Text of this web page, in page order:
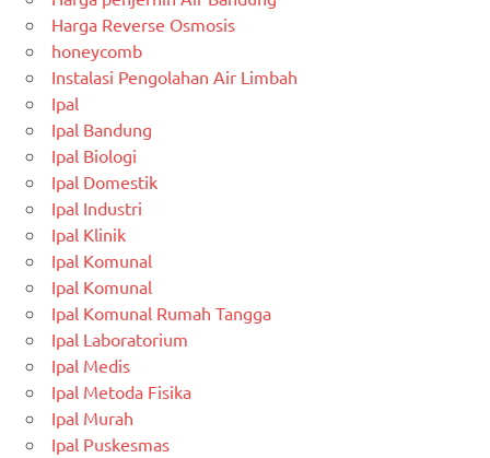
Harga Reverse Osmosis
honeycomb
Instalasi Pengolahan Air Limbah
Ipal
Ipal Bandung
Ipal Biologi
Ipal Domestik
Ipal Industri
Ipal Klinik
Ipal Komunal
Ipal Komunal
Ipal Komunal Rumah Tangga
Ipal Laboratorium
Ipal Medis
Ipal Metoda Fisika
Ipal Murah
Ipal Puskesmas